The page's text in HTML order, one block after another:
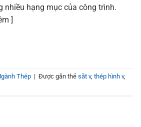
nhiều hạng mục của công trình.
]
Thép | Được gắn thẻ sắt v, thép hình v,